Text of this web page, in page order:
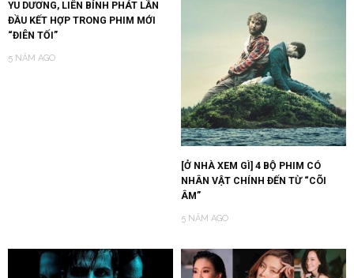
YU DƯƠNG, LIÊN BỈNH PHÁT LẦN
ĐẦU KẾT HỢP TRONG PHIM MỚI
“ĐIÊN TỐI”
5 NĂM AGO
[Ở NHÀ XEM GÌ] 4 BỘ PHIM CÓ
NHÂN VẬT CHÍNH ĐẾN TỪ “CÕI
ÂM”
5 NĂM AGO